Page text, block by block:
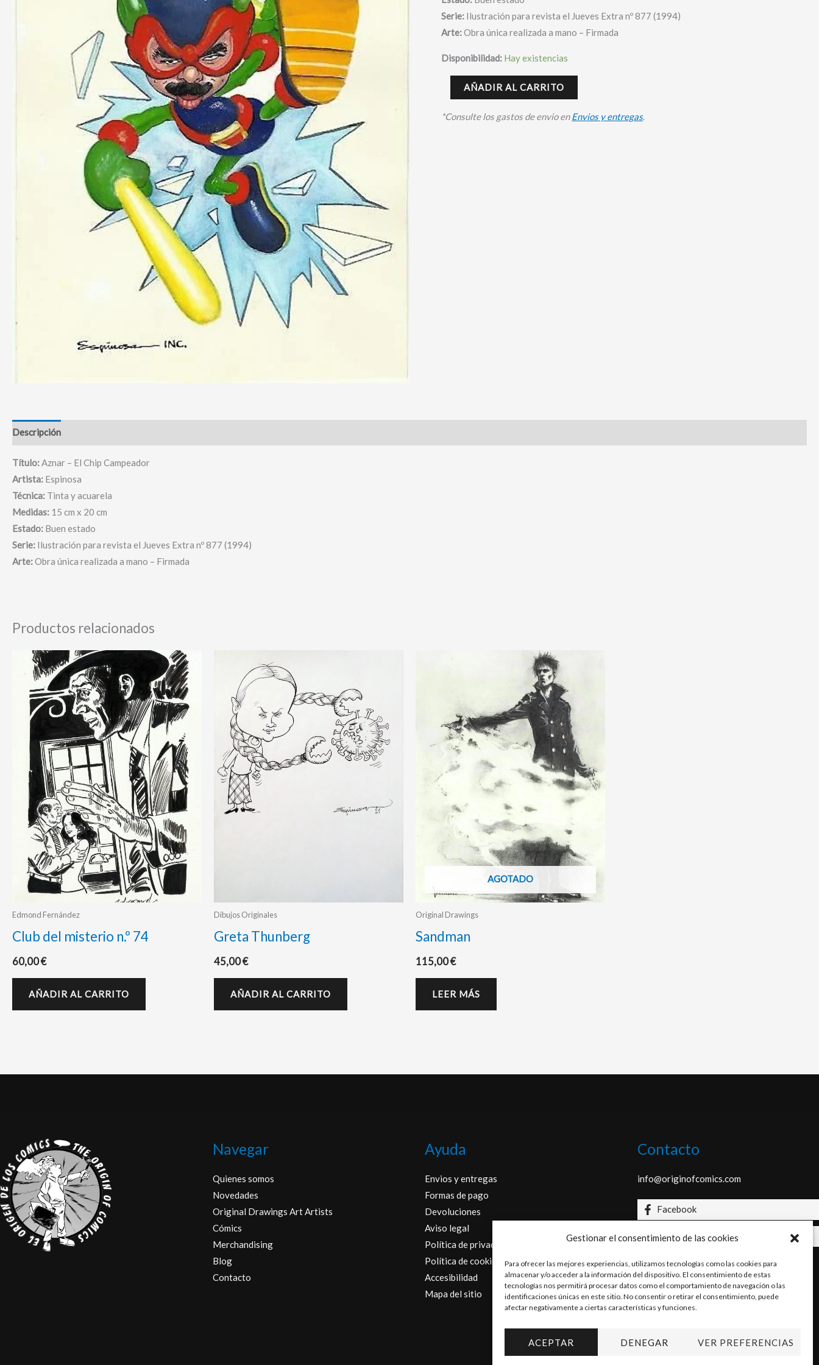
Gestionar el consentimiento de las cookies
Para ofrecer las mejores experiencias, utilizamos tecnologías como las cookies para
almacenar y/o acceder a la información del dispositivo. El consentimiento de estas
tecnologías nos permitirá procesar datos como el comportamiento de navegación o las
identificaciones únicas en este sitio. No consentir o retirar el consentimiento, puede
afectar negativamente a ciertas características y funciones.
ACEPTAR DENEGAR VER PREFERENCIAS
Serie: Ilustración para revista el Jueves Extra nº 877 (1994)
Arte:Obra única realizada a mano – Firmada
Disponibilidad: Hay existencias
AÑADIR AL CARRITO
*Consulte los gastos de envio enEnvios y entregas.
Descripción
Título:Aznar – El Chip Campeador
Artista: Espinosa
Técnica: Tinta y acuarela
Medidas: 15 cm x 20 cm
Estado: Buen estado
Serie: Ilustración para revista el Jueves Extra nº 877 (1994)
Arte:Obra única realizada a mano – Firmada
Productos relacionados
Edmond Fernández
Club del misterio n.º 74
60,00€
AÑADIR AL CARRITO
Dibujos Originales
Greta Thunberg
45,00€
AÑADIR AL CARRITO
AGOTADO
Original Drawings
Sandman
115,00€
LEER MÁS
Navegar
Quienes somos
Novedades
Original Drawings Art Artists
Cómics
Merchandising
Blog
Contacto
Ayuda
Envios y entregas
Formas de pago
Devoluciones
Aviso legal
Política de privacidad
Política de cookies
Accesibilidad
Mapa del sitio
Contacto
info@originofcomics.com
Facebook
Instagram